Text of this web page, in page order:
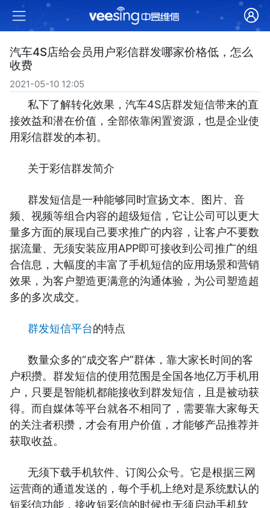
汽车4S店给会员用户彩信群发哪家价格低，怎么
收费
2021-05-10 12:05
私下了解转化效果，汽车4S店群发短信带来的直
接效益和潜在价值，全部依靠闲置资源，也是企业使
用彩信群发的本初。
关于彩信群发简介
群发短信是一种能够同时宣扬文本、图片、音
频、视频等组合内容的超级短信，它让公司可以更大
量多方面的展现自己要求推广的内容，让客户不要数
据流量、无须安装应用APP即可接收到公司推广的组
合信息，大幅度的丰富了手机短信的应用场景和营销
效果，为客户塑造更满意的沟通体验，为公司塑造超
多的多次成交。
群发短信平台的特点
数量众多的“成交客户”群体，靠大家长时间的客
户积攒。群发短信的使用范围是全国各地亿万手机用
户，只要是智能机都能接收到群发短信，且是被动获
得。而自媒体等平台就各不相同了，需要靠大家每天
的关注者积攒，才会有用户价值，才能够产品推荐并
获取收益。
无须下载手机软件、订阅公众号。它是根据三网
运营商的通道发送的，每个手机上绝对是系统默认的
短彩信功能，接收短彩信的时候也无须启动手机软